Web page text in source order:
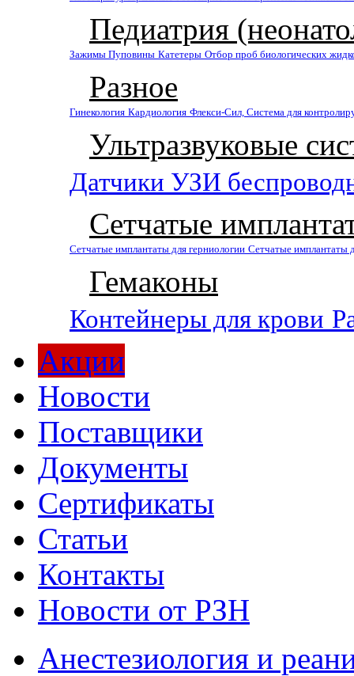
Педиатрия
Зажимы Пуповины Катетеры Отбор проб биологических
Разное
Гинекология Кардиология Флекси-Сил, Система для
Ультразвуковые
Датчики УЗИ
Сетчатые
Сетчатые имплантаты для герниологии Сетчатые имплантаты
Гемаконы
Контейнеры для крови
Акции
Новости
Поставщики
Документы
Сертификаты
Статьи
Контакты
Новости от РЗН
Анестезиология и